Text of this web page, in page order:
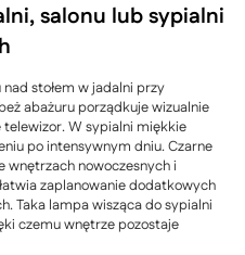
salonu lub sypialni
stołem w jadalni przy
abażuru porządkuje wizualnie
W sypialni miękkie
po intensywnym dniu. Czarne
wnętrzach nowoczesnych i
zaplanowanie dodatkowych
Taka lampa wisząca do sypialni
czemu wnętrze pozostaje